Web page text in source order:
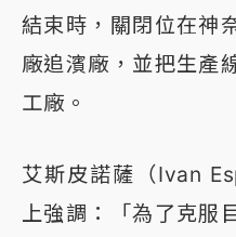
結束時，關閉位在神
廠追濱廠，並把生產
工廠。
艾斯皮諾薩（Ivan
上強調：「為了克服